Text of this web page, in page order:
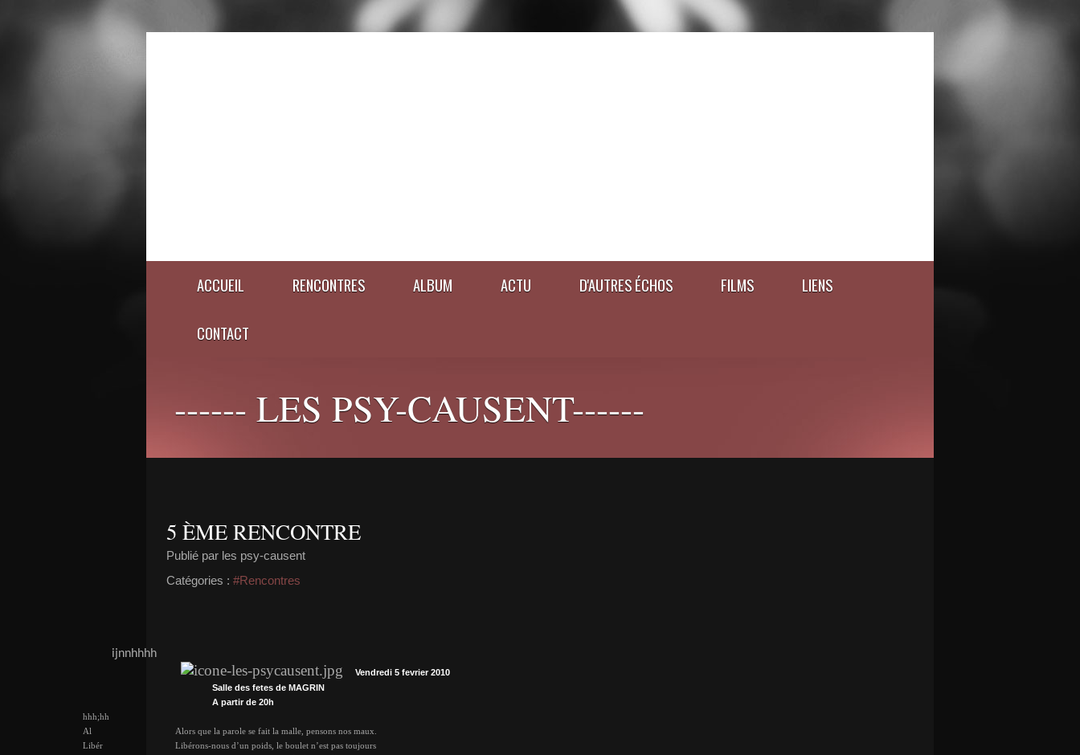
ACCUEIL RENCONTRES ALBUM ACTU D'AUTRES ÉCHOS FILMS LIENS
CONTACT
------ LES PSY-CAUSENT------
5 ÈME RENCONTRE
Publié par les psy-causent
Catégories : #Rencontres
ijnnhhhh
Vendredi 5 fevrier 2010
Salle des fetes de MAGRIN
A partir de 20h
hhh;hh
Al Alors que la parole se fait la malle, pensons nos maux.
Libér Libérons-nous d’un poids, le boulet n’est pas toujours